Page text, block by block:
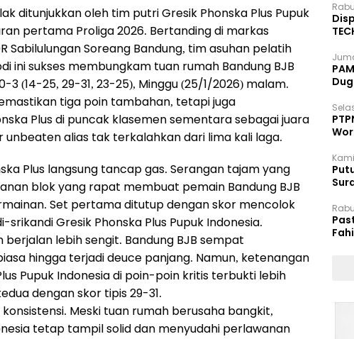
ditunjukkan oleh tim putri Gresik Phonska Plus Pupuk
pertama Proliga 2026. Bertanding di markas
Sabilulungan Soreang Bandung, tim asuhan pelatih
ini sukses membungkam tuan rumah Bandung BJB
(14-25, 29-31, 23-25), Minggu (25/1/2026) malam.
tiga poin tambahan, tetapi juga
Plus di puncak klasemen sementara sebagai juara
alias tak terkalahkan dari lima kali laga.
Plus langsung tancap gas. Serangan tajam yang
blok yang rapat membuat pemain Bandung BJB
Set pertama ditutup dengan skor mencolok
Gresik Phonska Plus Pupuk Indonesia.
lebih sengit. Bandung BJB sempat
hingga terjadi deuce panjang. Namun, ketenangan
Pupuk Indonesia di poin-poin kritis terbukti lebih
dengan skor tipis 29-31.
Meski tuan rumah berusaha bangkit,
tetap tampil solid dan menyudahi perlawanan